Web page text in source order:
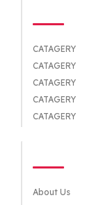
CATAGERY
CATAGERY
CATAGERY
CATAGERY
CATAGERY
About Us